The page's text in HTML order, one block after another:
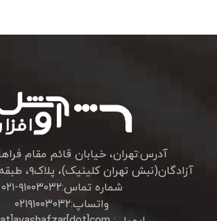
آدرس:تهران، خیابان قائم مقام
آزادگان(نبش تهران کلینیک)، پلاک۹، طبقه چهارم، واحد۱۴
شماره تماس:۹۱۰۰۳۰۳۲-۰۲۱
واتساپ:۰۲۱۹۱۰۰۳۰۳۲